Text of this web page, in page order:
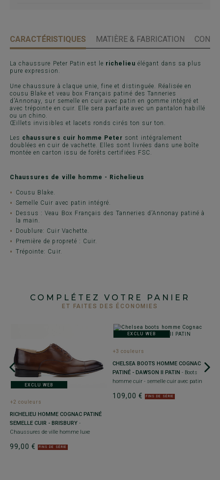
CARACTÉRISTIQUES MATIÈRE & FABRICATION
La chaussure Peter Patin est le richelieu élégant dans sa plus
pure expression.
Une chaussure à claque unie, fine et distinguée. Réalisée en
cousu Blake et veau box Français patiné des Tanneries
d’Annonay, sur semelle en cuir avec patin en gomme intégré et
avec trépointe en cuir. Elle sera parfaite avec un pantalon habillé
ou un chino.
Œillets invisibles et lacets ronds cirés ton sur ton.
Les chaussures cuir homme Peter sont intégralement
doublées en cuir de vachette. Elles sont livrées dans une boîte
montée en carton issu de forêts certifiées FSC.
Chaussures de ville homme - Richelieus
Cousu Blake.
Semelle Cuir avec patin intégré.
Dessus : Veau Box Français des Tanneries d’Annonay patiné à
la main.
Doublure: Cuir Vachette.
Première de propreté : Cuir.
Trépointe: Cuir.
COMPLÉTEZ VOTRE PANIER
ET FAITES DES ÉCONOMIES
EXCLU WEB
+2 couleurs
RICHELIEU HOMME COGNAC PATINÉ
SEMELLE CUIR - BRISBURY -
Chaussures de ville homme luxe
99,00 € FINS DE SÉRIE
EXCLU WEB
+3 couleurs
CHELSEA BOOTS HOMME COGNAC
PATINÉ - DAWSON II PATIN - Boots
homme cuir - semelle cuir avec patin
109,00 € FINS DE SÉRIE